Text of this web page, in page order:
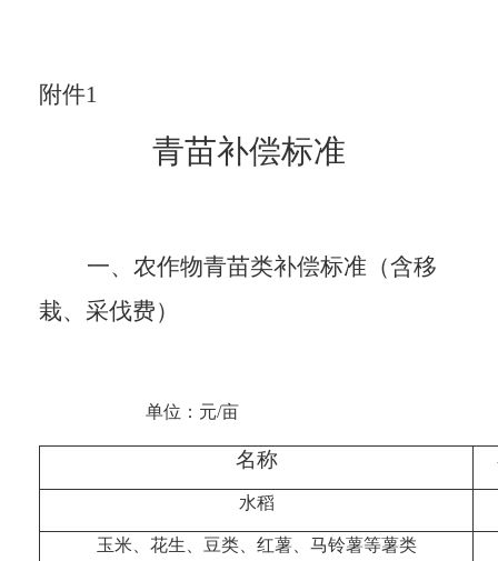
附件1
青苗补偿标准
一、农作物青苗类补偿标准（含移
栽、采伐费）
单位：元/亩
名称
水稻
玉米、花生、豆类、红薯、马铃薯等薯类